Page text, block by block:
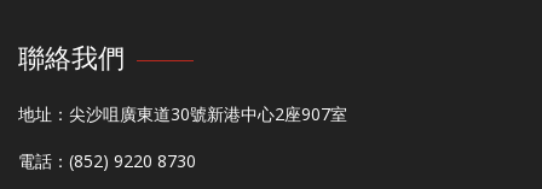
聯絡我們
地址：尖沙咀廣東道30號新港中心2座907室
電話：(852) 9220 8730